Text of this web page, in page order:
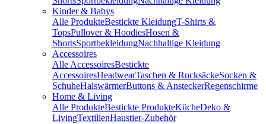
Kinder & Babys
Alle ProdukteBestickte KleidungT-Shirts &
TopsPullover & HoodiesHosen &
ShortsSportbekleidungNachhaltige Kleidung
Accessoires
Alle AccessoiresBestickte
AccessoiresHeadwearTaschen & RucksäckeSocken &
SchuheHalswärmerButtons & AnsteckerRegenschirme
Home & Living
Alle ProdukteBestickte ProdukteKücheDeko &
LivingTextilienHaustier-Zubehör